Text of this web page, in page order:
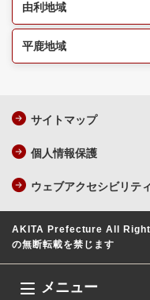
メニュー
由利地域
平鹿地域
サイトマップ
個人情報保護
ウェブアクセシビリティ
AKITA Prefecture All
の無断転載を禁じます